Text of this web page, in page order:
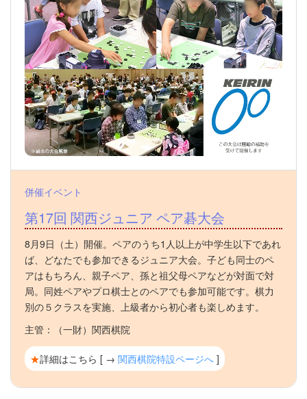
併催イベント
第17回 関西ジュニア ペア碁大会
8月9日（土）開催。ペアのうち1人以上が中学生以下であれ
ば、どなたでも参加できるジュニア大会。子ども同士のペ
アはもちろん、親子ペア、孫と祖父母ペアなどが対面で対
局。同姓ペアやプロ棋士とのペアでも参加可能です。棋力
別の５クラスを実施、上級者から初心者も楽しめます。
主管：（一財）関西棋院
★詳細はこちら [ → 関西棋院特設ページへ ]